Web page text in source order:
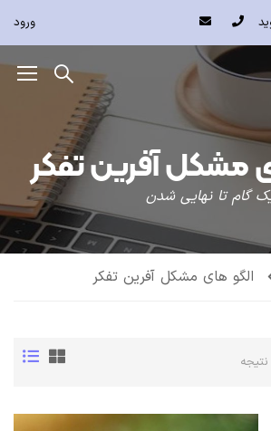
ورود
مشکل آفرین تفکر
گام تا نهایی شدن
الگو های مشکل آفرین تفکر